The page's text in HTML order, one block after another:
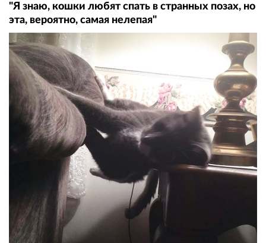
"Я знаю, кошки любят спать в странных позах, но
эта, вероятно, самая нелепая"